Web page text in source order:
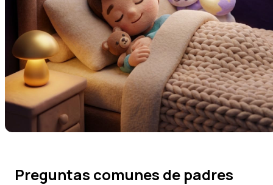
Preguntas comunes de padres